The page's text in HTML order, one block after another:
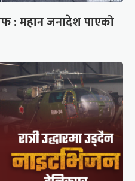
: महान जनादेश पाएको